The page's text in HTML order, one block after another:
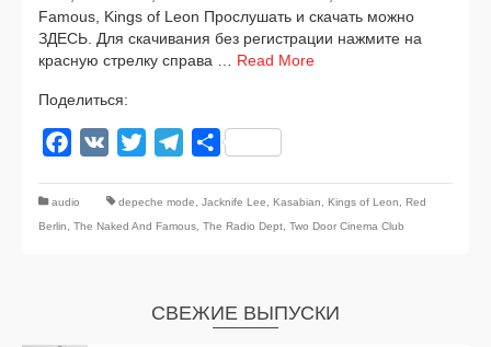
Famous, Kings of Leon Прослушать и ска­чать мож­но
ЗДЕСЬ. Для ска­чи­ва­ния без реги­стра­ции нажми­те на
крас­ную стрел­ку спра­ва … Read More
Поделиться:
Facebook
VK Twitter TelegramОтправить
audio depeche mode Jacknife Lee Kasabian Kings of Leon
Red
Berlin
The Naked And Famous The Radio Dept Two Door Cinema Club
СВЕЖИЕ ВЫПУСКИ